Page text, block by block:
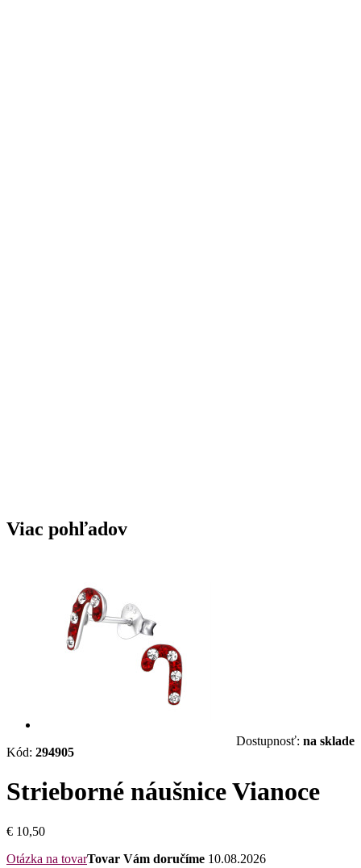
Viac pohľadov
Kód: 294905
Dostupnosť: na sklade
Strieborné náušnice Vianoce
€ 10,50
Otázka na tovarTovar Vám doručíme 10.08.2026